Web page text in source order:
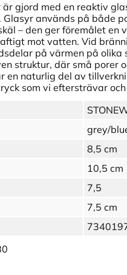
är gjord med en reaktiv
Glasyr används på både
– den ger föremålet
mot vatten. Vid
på värmen på
struktur, där små porer
en naturlig del av
som vi eftersträvar
grey/
8,5 cm
10,5 cm
7,5
7,5 cm